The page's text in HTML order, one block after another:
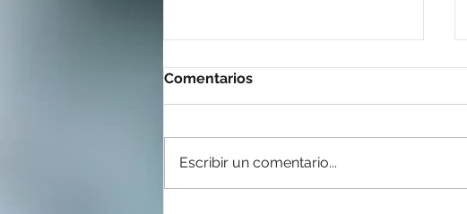
Comentarios
Escribir un comentario...